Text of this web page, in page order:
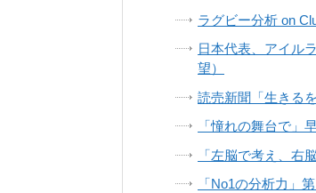
ラグビー分析 on
日本代表、アイル
望）
読売新聞「生きる
「憧れの舞台で」
「左脳で考え、右
「No1の分析力」